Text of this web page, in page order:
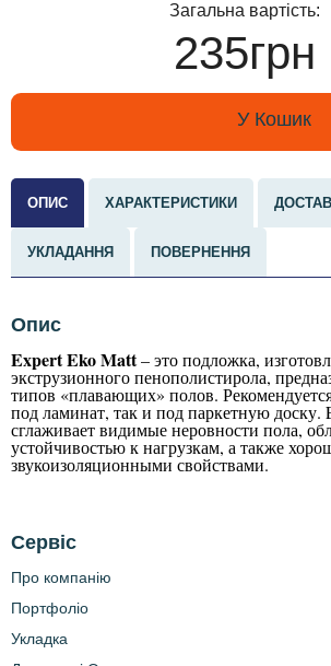
Загальна вартість:
235грн
У Кошик
ОПИС ХАРАКТЕРИСТИКИ
УКЛАДАННЯ ПОВЕРНЕННЯ
Опис
Expert Eko Matt– это подложка,
экструзионного пенополистирола,
типов «плавающих» полов.
под ламинат, так и под паркетную доску.
сглаживает видимые неровности пола,
устойчивостью к нагрузкам, а также
звукоизоляционными свойствами.
Сервіс
Про компанію
Портфоліо
Укладка